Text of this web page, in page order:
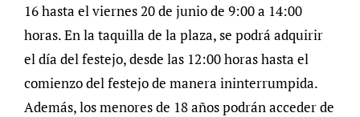
16 hasta el viernes 20 de junio de 9:00 a 14:00
horas. En la taquilla de la plaza, se podrá adquirir
el día del festejo, desde las 12:00 horas hasta el
comienzo del festejo de manera ininterrumpida.
Además, los menores de 18 años podrán acceder de